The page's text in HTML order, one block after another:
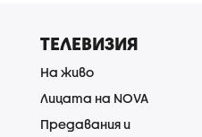
ТЕЛЕВИЗИЯ
На живо
Лицата на NOVA
Предавания и